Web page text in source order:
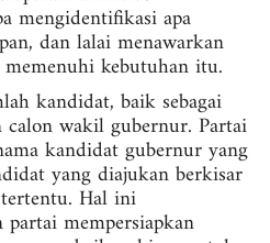
mengidentifikasi apa
dan lalai menawarkan
kebutuhan itu.
kandidat, baik sebagai
wakil gubernur. Partai
kandidat gubernur yang
yang diajukan berkisar
Hal ini
mempersiapkan